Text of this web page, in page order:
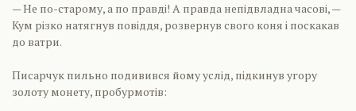
— Не по-старому, а по правді! А правда непідвладна часові, —
Кум різко натягнув повіддя, розвернув свого коня і поскакав
до ватри.
Писарчук пильно подивився йому услід, підкинув угору
золоту монету, пробурмотів: